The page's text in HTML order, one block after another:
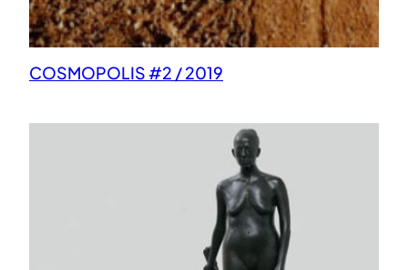
COSMOPOLIS #2 / 2019